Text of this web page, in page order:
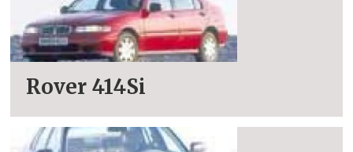
Rover 414Si